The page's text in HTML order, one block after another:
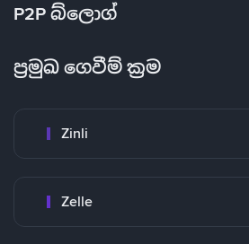
P2P බ්ලොග්
ප්‍රමුඛ ගෙවීම් ක්‍රම
Zinli
Zelle